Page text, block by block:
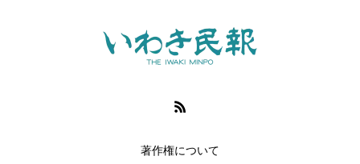
著作権について